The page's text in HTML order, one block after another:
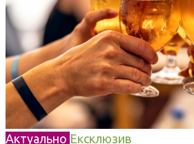
Актуально Ексклюзив